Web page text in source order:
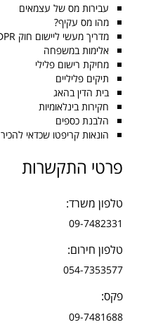
עבירות מס של עצמאים
מהו מס עקיף?
מדריך מעשי ליישום חוק GDPR בעסק שלכם
אלימות במשפחה
מחיקת רישום פלילי
תיקים פליליים
בית הדין בהאג
חקירות בינלאומיות
הלבנת כספים
הונאות קריפטו שכדאי להכיר
פרטי התקשרות
טלפון משרד:
09-7482331
טלפון חירום:
054-7353577
פקס:
09-7481688